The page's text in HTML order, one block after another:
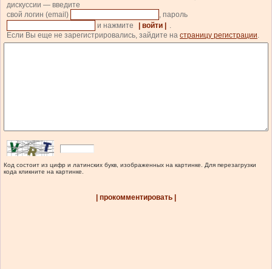
дискуссии — введите
свой логин (email)
, пароль
и нажмите
| войти |
.
Если Вы еще не зарегистрировались, зайдите на страницу регистрации.
Код состоит из цифр и латинских букв, изображенных на картинке. Для перезагрузки
кода кликните на картинке.
| прокомментировать |